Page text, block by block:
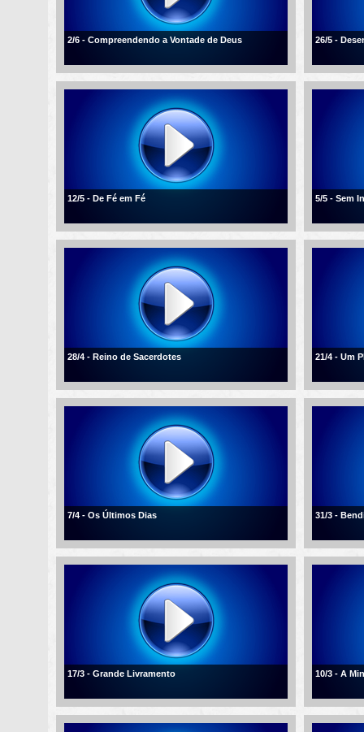
2/6 - Compreendendo a Vontade de Deus 26/5 -
12/5 - De Fé em Fé 5/5 - Sem
28/4 - Reino de Sacerdotes 21/4 - Um
7/4 - Os Últimos Dias 31/3 -
17/3 - Grande Livramento 10/3 - A